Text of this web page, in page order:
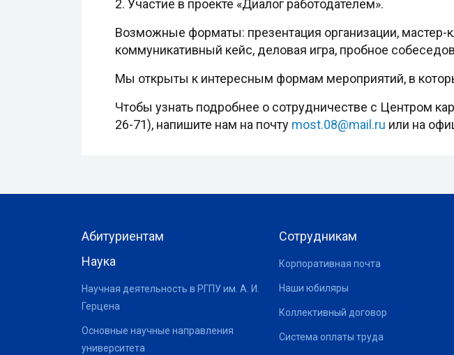
2. Участие в проекте «Диалог работодателем».
Возможные форматы: презентация организации, мастер-
коммуникативный кейс, деловая игра, пробное
Мы открыты к интересным формам мероприятий, в
Чтобы узнать подробнее о сотрудничестве с Центром
26-71), напишите нам на почту most.08@mail.ru или на
Абитуриентам
Наука
Научная деятельность в РГПУ им. А. И.
Герцена
Основные научные направления
университета
Сотрудникам
Корпоративная почта
Наши юбиляры
Коллективный договор
Система оплаты труда